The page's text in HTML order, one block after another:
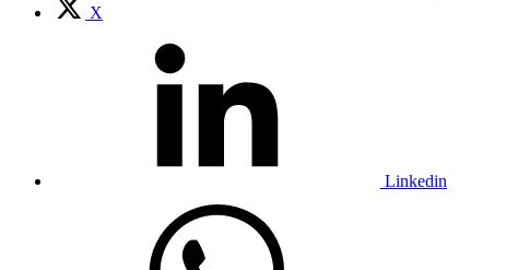
X
Linkedin